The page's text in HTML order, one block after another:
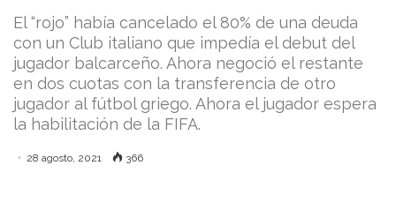
El “rojo” había cancelado el 80% de una deuda
con un Club italiano que impedía el debut del
jugador balcarceño. Ahora negoció el restante
en dos cuotas con la transferencia de otro
jugador al fútbol griego. Ahora el jugador espera
la habilitación de la FIFA.
28 agosto, 2021 366